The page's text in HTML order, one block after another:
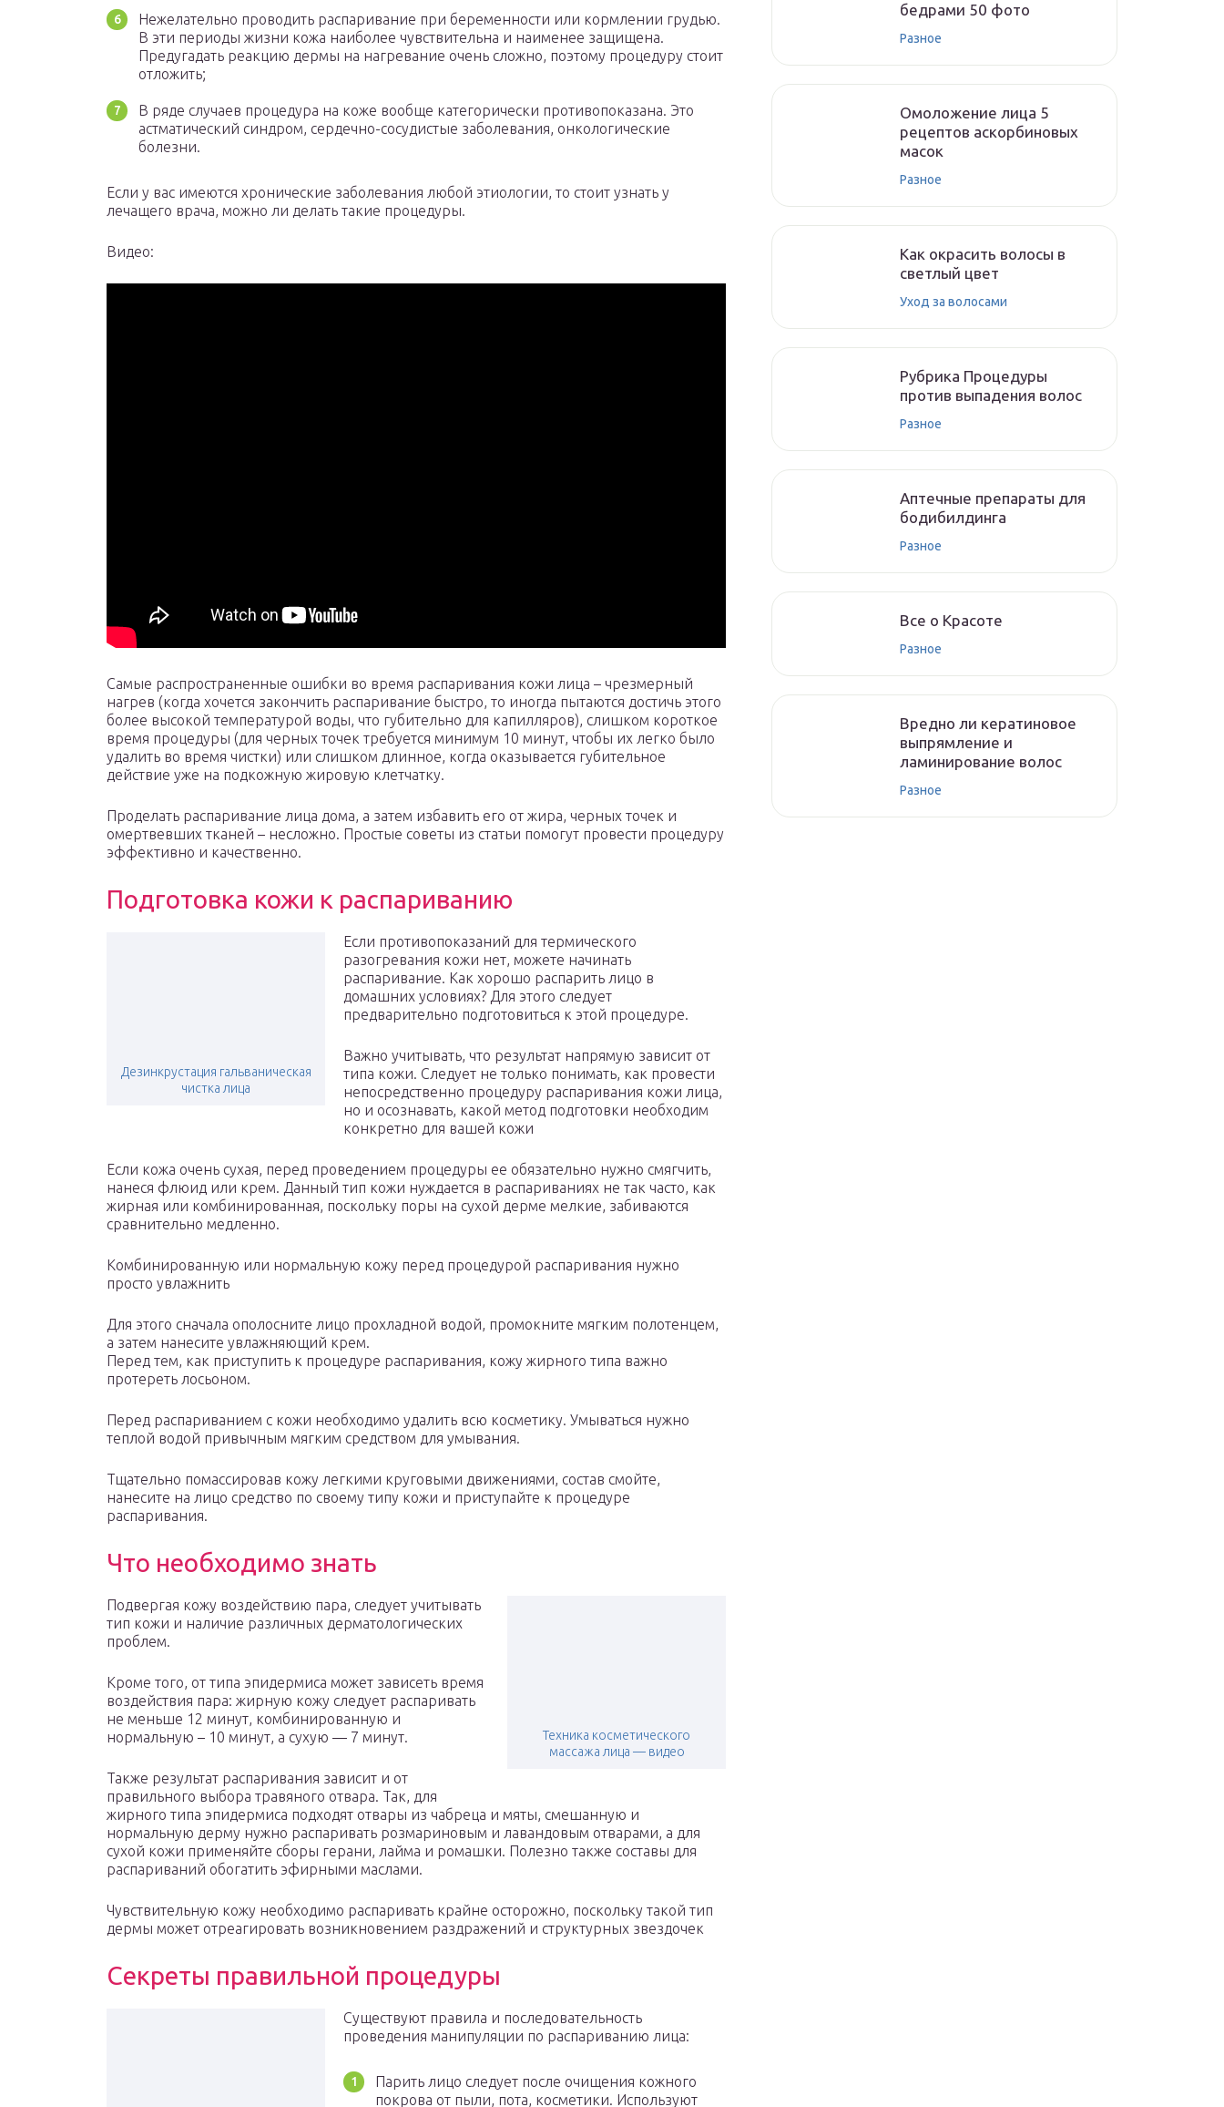
Нежелательно проводить распаривание при беременности или кормлении грудью.
В эти периоды жизни кожа наиболее чувствительна и наименее защищена.
Предугадать реакцию дермы на нагревание очень сложно, поэтому процедуру стоит
отложить;
В ряде случаев процедура на коже вообще категорически противопоказана. Это
астматический синдром, сердечно-сосудистые заболевания, онкологические
болезни.
Если у вас имеются хронические заболевания любой этиологии, то стоит узнать у
лечащего врача, можно ли делать такие процедуры.
Видео:
Самые распространенные ошибки во время распаривания кожи лица – чрезмерный
нагрев (когда хочется закончить распаривание быстро, то иногда пытаются достичь этого
более высокой температурой воды, что губительно для капилляров), слишком короткое
время процедуры (для черных точек требуется минимум 10 минут, чтобы их легко было
удалить во время чистки) или слишком длинное, когда оказывается губительное
действие уже на подкожную жировую клетчатку.
Проделать распаривание лица дома, а затем избавить его от жира, черных точек и
омертвевших тканей – несложно. Простые советы из статьи помогут провести процедуру
эффективно и качественно.
Подготовка кожи к распариванию
Дезинкрустация гальваническая
чистка лица
Если противопоказаний для термического
разогревания кожи нет, можете начинать
распаривание. Как хорошо распарить лицо в
домашних условиях? Для этого следует
предварительно подготовиться к этой процедуре.
Важно учитывать, что результат напрямую зависит от
типа кожи. Следует не только понимать, как провести
непосредственно процедуру распаривания кожи лица,
но и осознавать, какой метод подготовки необходим
конкретно для вашей кожи
Если кожа очень сухая, перед проведением процедуры ее обязательно нужно смягчить,
нанеся флюид или крем. Данный тип кожи нуждается в распариваниях не так часто, как
жирная или комбинированная, поскольку поры на сухой дерме мелкие, забиваются
сравнительно медленно.
Комбинированную или нормальную кожу перед процедурой распаривания нужно
просто увлажнить
Для этого сначала ополосните лицо прохладной водой, промокните мягким полотенцем,
а затем нанесите увлажняющий крем.
Перед тем, как приступить к процедуре распаривания, кожу жирного типа важно
протереть лосьоном.
Перед распариванием с кожи необходимо удалить всю косметику. Умываться нужно
теплой водой привычным мягким средством для умывания.
Тщательно помассировав кожу легкими круговыми движениями, состав смойте,
нанесите на лицо средство по своему типу кожи и приступайте к процедуре
распаривания.
Что необходимо знать
Техника косметического
массажа лица — видео
Подвергая кожу воздействию пара, следует учитывать
тип кожи и наличие различных дерматологических
проблем.
Кроме того, от типа эпидермиса может зависеть время
воздействия пара: жирную кожу следует распаривать
не меньше 12 минут, комбинированную и
нормальную – 10 минут, а сухую — 7 минут.
Также результат распаривания зависит и от
правильного выбора травяного отвара. Так, для
жирного типа эпидермиса подходят отвары из чабреца и мяты, смешанную и
нормальную дерму нужно распаривать розмариновым и лавандовым отварами, а для
сухой кожи применяйте сборы герани, лайма и ромашки. Полезно также составы для
распариваний обогатить эфирными маслами.
Чувствительную кожу необходимо распаривать крайне осторожно, поскольку такой тип
дермы может отреагировать возникновением раздражений и структурных звездочек
Секреты правильной процедуры
Существуют правила и последовательность
проведения манипуляции по распариванию лица:
Парить лицо следует после очищения кожного
покрова от пыли, пота, косметики. Используют
бедрами 50 фото
Разное
Омоложение лица 5
рецептов аскорбиновых
масок
Разное
Как окрасить волосы в
светлый цвет
Уход за волосами
Рубрика Процедуры
против выпадения волос
Разное
Аптечные препараты для
бодибилдинга
Разное
Все о Красоте
Разное
Вредно ли кератиновое
выпрямление и
ламинирование волос
Разное